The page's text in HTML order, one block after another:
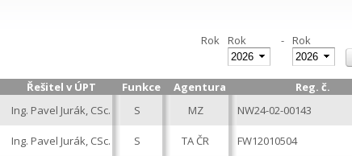
Rok Rok - Rok
Řešitel v ÚPT Funkce Agentura
Reg. č.
Ing. Pavel Jurák, CSc. S MZ NW24-02-00143
Ing. Pavel Jurák, CSc. S TA ČR FW12010504